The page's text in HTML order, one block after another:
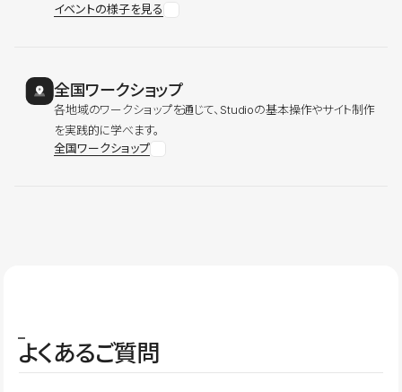
イベントの様子を見る
全国ワークショップ
各地域のワークショップを通じて、Studioの基本操作やサイト制作
を実践的に学べます。
全国ワークショップ
よくあるご質問